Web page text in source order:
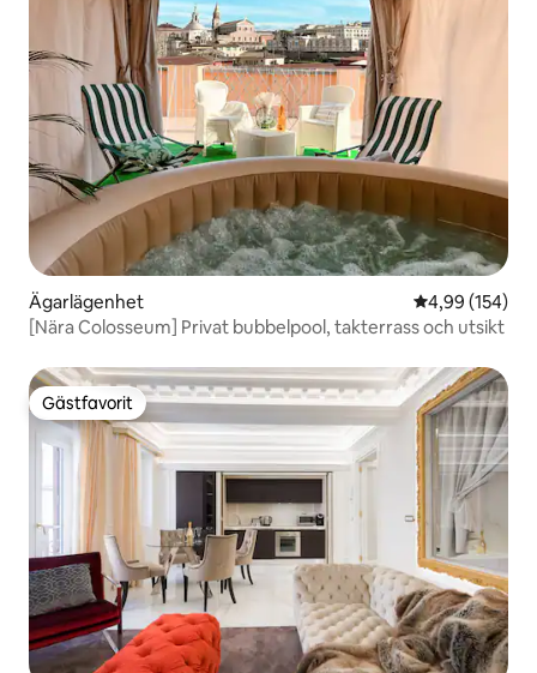
Ägarlägenhet 4,99 av 5 i
4,99 (154)
[Nära Colosseum] Privat bubbelpool, takterrass och utsikt
Gästfavorit
Gästfavorit